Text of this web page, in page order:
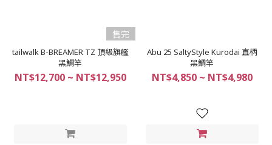
售完
tailwalk B-BREAMER TZ 頂級旗艦
黑鯛竿
NT$12,700 ~ NT$12,950
Abu 25 SaltyStyle Kurodai 直柄
黑鯛竿
NT$4,850 ~ NT$4,980